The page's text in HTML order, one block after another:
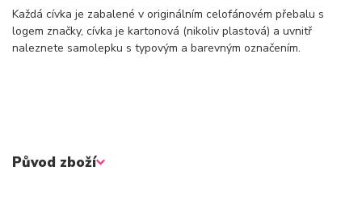
Každá cívka je zabalené v originálním celofánovém přebalu s
logem značky, cívka je kartonová (nikoliv plastová) a uvnitř
naleznete samolepku s typovým a barevným označením.
Původ zboží